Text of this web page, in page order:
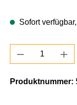
Sofort
Produkt
Produktnummer: